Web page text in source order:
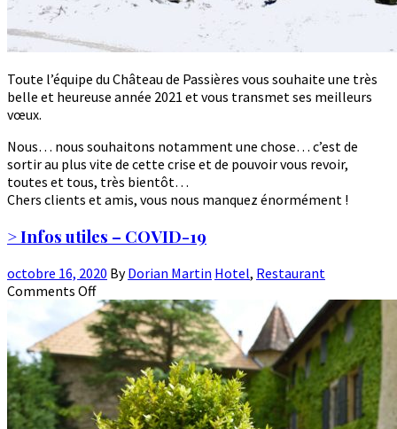
Toute l’équipe du Château de Passières vous souhaite une très
belle et heureuse année 2021 et vous transmet ses meilleurs
vœux.
Nous… nous souhaitons notamment une chose… c’est de
sortir au plus vite de cette crise et de pouvoir vous revoir,
toutes et tous, très bientôt…
Chers clients et amis, vous nous manquez énormément !
> Infos utiles – COVID-19
octobre 16, 2020 ByDorian Martin Hotel, Restaurant
Comments Off